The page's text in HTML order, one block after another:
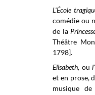
L'École
comédie ou
de la
Théâtre
1798].
Elisabeth, ou
et en prose,
musique